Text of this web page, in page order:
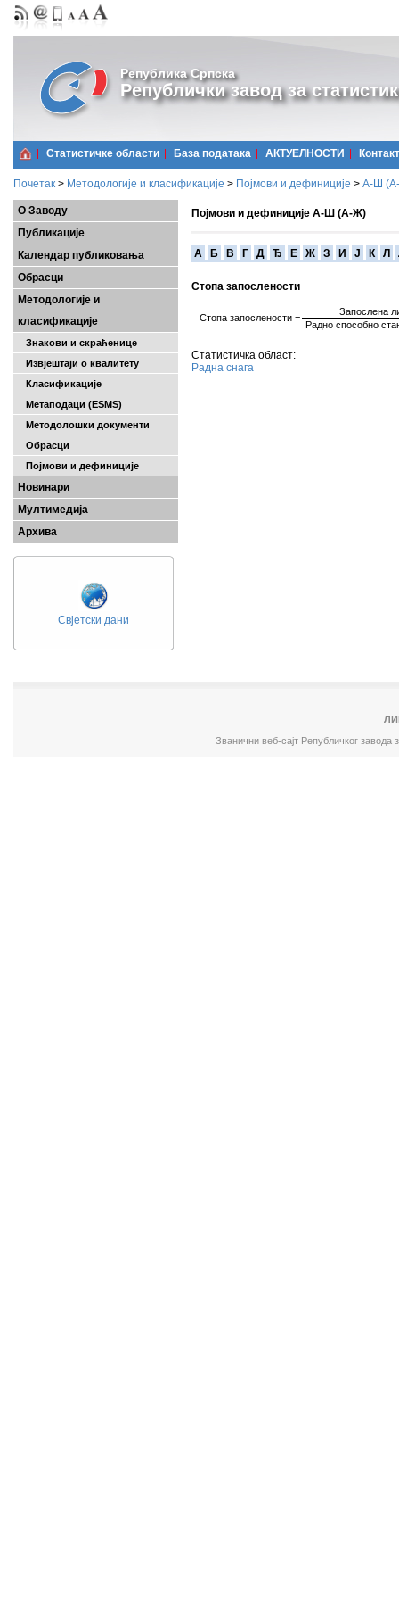
Република Српска
Републички завод за
Статистичке области Базa података АКТУЕЛНОСТИ Контакт
Почетак > Методологије и класификације > Појмови и дефиниције > А-Ш
О Заводу
Публикације
Календар публиковања
Обрасци
Методологије и
класификације
Знакови и скраћенице
Извјештаји о квалитету
Класификације
Метаподаци (ESMS)
Методолошки документи
Обрасци
Појмови и дефиниције
Новинари
Мултимедија
Архива
Свјетски дани
Појмови и дефиниције А-Ш (А-Ж)
A Б В Г Д Ђ Е Ж З И Ј К Л
Стопа запослености
Стопа запослености =
Запослена
Радно способно
Статистичка област:
Радна снага
Званични веб-сајт Републичког